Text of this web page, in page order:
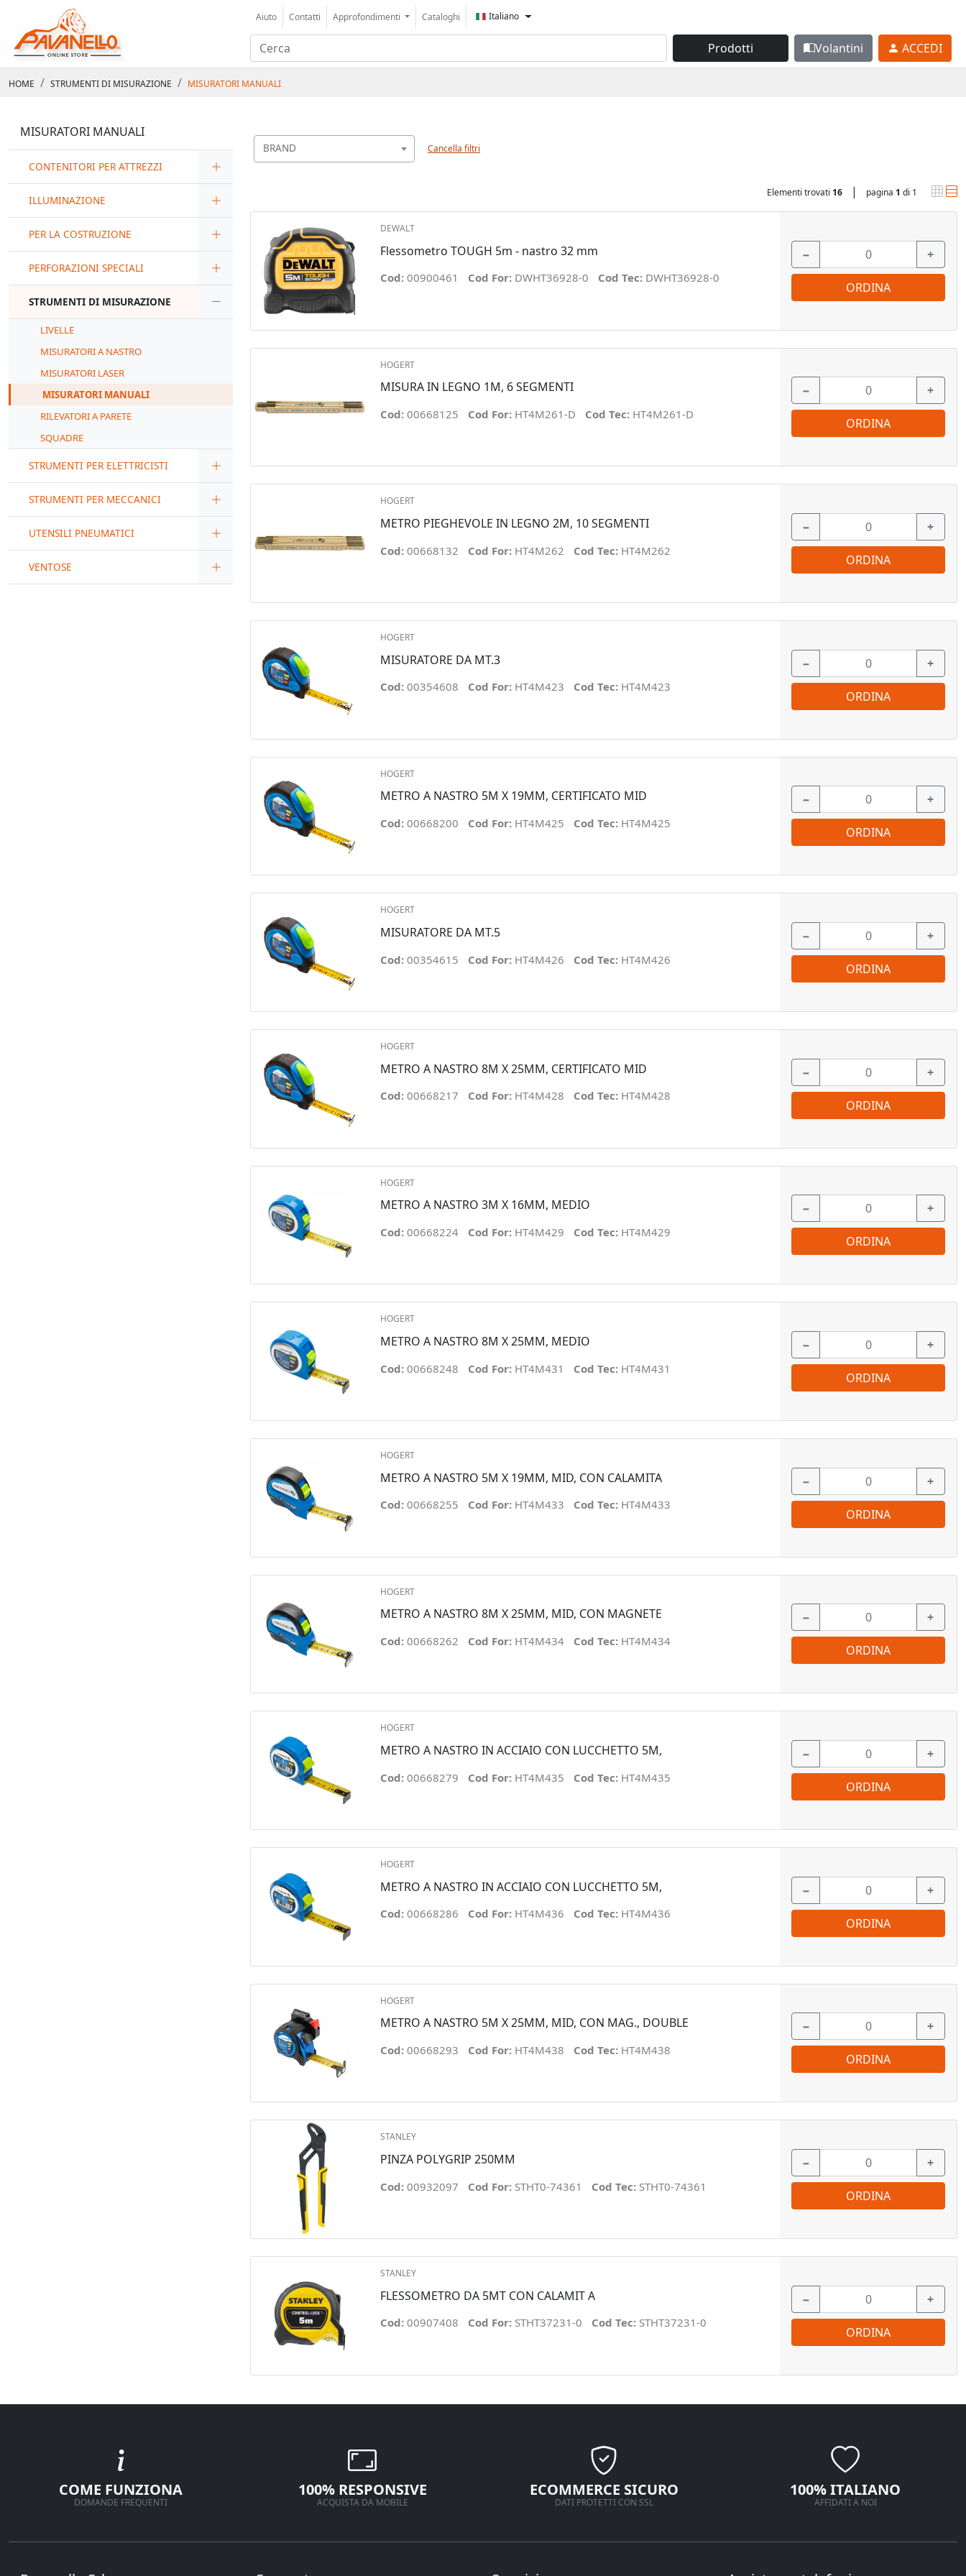
Aiuto Contatti Approfondimenti Cataloghi Italiano
Prodotti Volantini ACCEDI
HOME STRUMENTI DI MISURAZIONE MISURATORI MANUALI
MISURATORI MANUALI
CONTENITORI PER ATTREZZI
ILLUMINAZIONE
PER LA COSTRUZIONE
PERFORAZIONI SPECIALI
STRUMENTI DI MISURAZIONE
LIVELLE
MISURATORI A NASTRO
MISURATORI LASER
MISURATORI MANUALI
RILEVATORI A PARETE
SQUADRE
STRUMENTI PER ELETTRICISTI
STRUMENTI PER MECCANICI
UTENSILI PNEUMATICI
VENTOSE
BRAND Cancella filtri
Elementi trovati 16 | pagina 1 di 1
DEWALT
Flessometro TOUGH 5m - nastro 32 mm
Cod: 00900461 Cod For: DWHT36928-0 Cod Tec: DWHT36928-0
− +
ORDINA
HOGERT
MISURA IN LEGNO 1M, 6 SEGMENTI
Cod: 00668125 Cod For: HT4M261-D Cod Tec: HT4M261-D
− +
ORDINA
HOGERT
METRO PIEGHEVOLE IN LEGNO 2M, 10 SEGMENTI
Cod: 00668132 Cod For: HT4M262 Cod Tec: HT4M262
− +
ORDINA
HOGERT
MISURATORE DA MT.3
Cod: 00354608 Cod For: HT4M423 Cod Tec: HT4M423
− +
ORDINA
HOGERT
METRO A NASTRO 5M X 19MM, CERTIFICATO MID
Cod: 00668200 Cod For: HT4M425 Cod Tec: HT4M425
− +
ORDINA
HOGERT
MISURATORE DA MT.5
Cod: 00354615 Cod For: HT4M426 Cod Tec: HT4M426
− +
ORDINA
HOGERT
METRO A NASTRO 8M X 25MM, CERTIFICATO MID
Cod: 00668217 Cod For: HT4M428 Cod Tec: HT4M428
− +
ORDINA
HOGERT
METRO A NASTRO 3M X 16MM, MEDIO
Cod: 00668224 Cod For: HT4M429 Cod Tec: HT4M429
− +
ORDINA
HOGERT
METRO A NASTRO 8M X 25MM, MEDIO
Cod: 00668248 Cod For: HT4M431 Cod Tec: HT4M431
− +
ORDINA
HOGERT
METRO A NASTRO 5M X 19MM, MID, CON CALAMITA
Cod: 00668255 Cod For: HT4M433 Cod Tec: HT4M433
− +
ORDINA
HOGERT
METRO A NASTRO 8M X 25MM, MID, CON MAGNETE
Cod: 00668262 Cod For: HT4M434 Cod Tec: HT4M434
− +
ORDINA
HOGERT
METRO A NASTRO IN ACCIAIO CON LUCCHETTO 5M,
Cod: 00668279 Cod For: HT4M435 Cod Tec: HT4M435
− +
ORDINA
HOGERT
METRO A NASTRO IN ACCIAIO CON LUCCHETTO 5M,
Cod: 00668286 Cod For: HT4M436 Cod Tec: HT4M436
− +
ORDINA
HOGERT
METRO A NASTRO 5M X 25MM, MID, CON MAG., DOUBLE
Cod: 00668293 Cod For: HT4M438 Cod Tec: HT4M438
− +
ORDINA
STANLEY
PINZA POLYGRIP 250MM
Cod: 00932097 Cod For: STHT0-74361 Cod Tec: STHT0-74361
− +
ORDINA
STANLEY
FLESSOMETRO DA 5MT CON CALAMIT A
Cod: 00907408 Cod For: STHT37231-0 Cod Tec: STHT37231-0
− +
ORDINA
COME FUNZIONA
DOMANDE FREQUENTI
100% RESPONSIVE
ACQUISTA DA MOBILE
ECOMMERCE SICURO
DATI PROTETTI CON SSL
100% ITALIANO
AFFIDATI A NOI